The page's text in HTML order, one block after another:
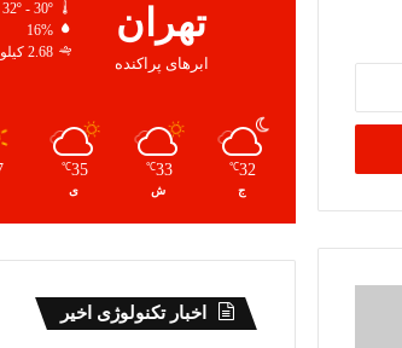
تهران
ابرهای پراکنده
32º - 30º
16%
2.68 کیلومتر/ساعت
32
℃
ج
33
℃
ش
35
℃
ی
اخبار تکنولوژی اخیر